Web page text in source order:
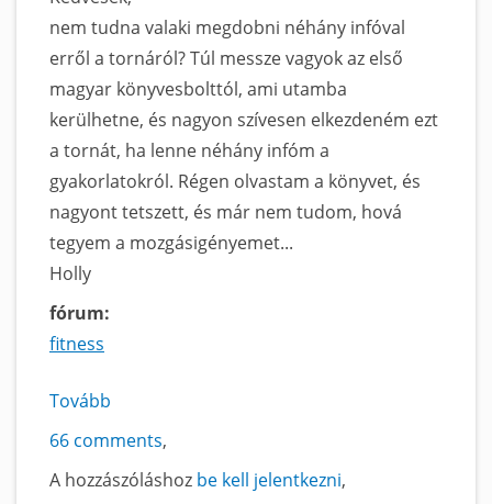
nem tudna valaki megdobni néhány infóval
erről a tornáról? Túl messze vagyok az első
magyar könyvesbolttól, ami utamba
kerülhetne, és nagyon szívesen elkezdeném ezt
a tornát, ha lenne néhány infóm a
gyakorlatokról. Régen olvastam a könyvet, és
nagyont tetszett, és már nem tudom, hová
tegyem a mozgásigényemet...
Holly
fórum:
fitness
Tovább
Segítség
ügyben
66 comments
A hozzászóláshoz be kell jelentkezni